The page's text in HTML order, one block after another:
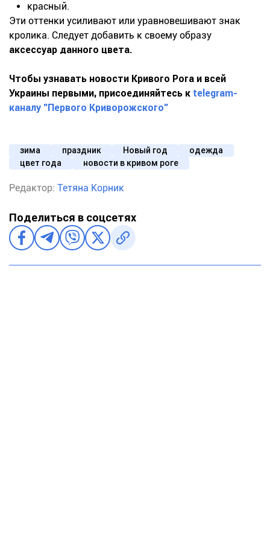
красный.
Эти оттенки усиливают или уравновешивают знак
кролика. Следует добавить к своему образу
аксессуар данного цвета.
Чтобы узнавать новости Кривого Рога и всей
Украины первыми, присоединяйтесь к telegram-
каналу "Первого Криворожского"
зима праздник Новый год
одежда
цвет года
новости в кривом роге
Редактор: Тетяна Корник
Поделиться в соцсетях